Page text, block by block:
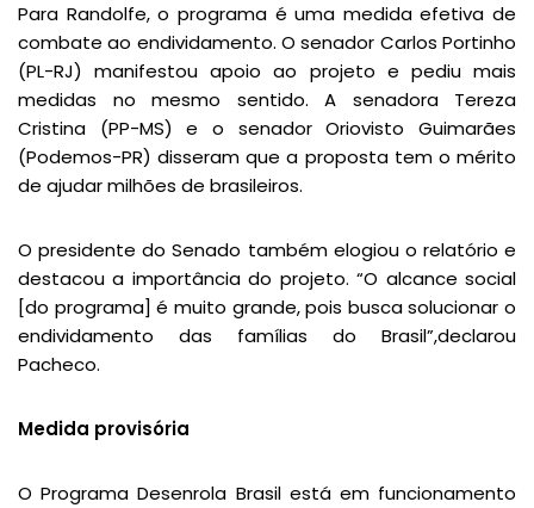
Para Randolfe, o programa é uma medida efetiva de
combate ao endividamento. O senador Carlos Portinho
(PL-RJ) manifestou apoio ao projeto e pediu mais
medidas no mesmo sentido. A senadora Tereza
Cristina (PP-MS) e o senador Oriovisto Guimarães
(Podemos-PR) disseram que a proposta tem o mérito
de ajudar milhões de brasileiros.
O presidente do Senado também elogiou o relatório e
destacou a importância do projeto. “O alcance social
[do programa] é muito grande, pois busca solucionar o
endividamento das famílias do Brasil”,declarou
Pacheco.
Medida provisória
O Programa Desenrola Brasil está em funcionamento